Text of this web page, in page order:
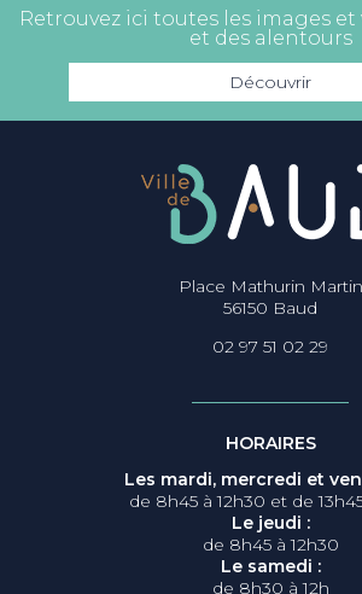
Retrouvez ici toutes les images et
et des alentours
Découvrir
Place Mathurin Martin
56150 Baud
02 97 51 02 29
HORAIRES
Les mardi, mercredi et
de 8h45 à 12h30 et de
Le jeudi :
de 8h45 à 12h30
Le samedi :
de 8h30 à 12h